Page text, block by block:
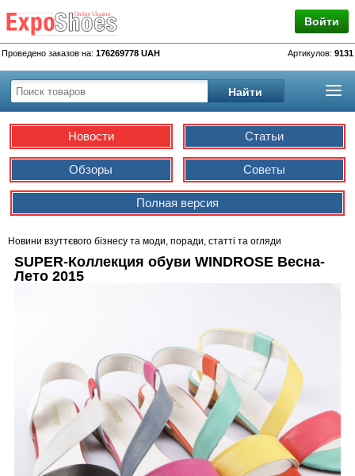
Войти
Проведено заказов на: 176269778 UAH Артикулов: 9131
Новости Статьи
Обзоры Советы
Полная версия
Новини взуттєвого бізнесу та моди, поради, статті та огляди
SUPER-Коллекция обуви WINDROSE Весна-
Лето 2015